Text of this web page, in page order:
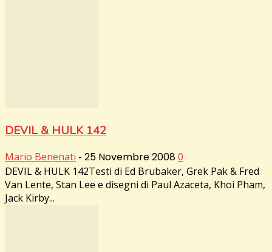
DEVIL & HULK 142
Mario Benenati - 25 Novembre 20080
DEVIL & HULK 142Testi di Ed Brubaker, Grek Pak & Fred
Van Lente, Stan Lee e disegni di Paul Azaceta, Khoi Pham,
Jack Kirby...